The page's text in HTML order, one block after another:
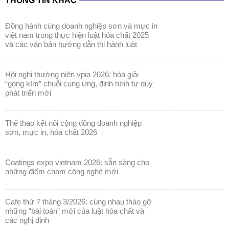
đồng hành cùng doanh nghiệp sơn và mực in
việt nam trong thực hiện luật hóa chất 2025
và các văn bản hướng dẫn thi hành luật
hội nghị thường niên vpia 2026: hóa giải
“gọng kìm” chuỗi cung ứng, định hình tư duy
phát triển mới
thể thao kết nối cộng đồng doanh nghiệp
sơn, mực in, hóa chất 2026
coatings expo vietnam 2026: sẵn sàng cho
những điểm chạm công nghệ mới
cafe thứ 7 tháng 3/2026: cùng nhau tháo gỡ
những “bài toán” mới của luật hóa chất và
các nghị định